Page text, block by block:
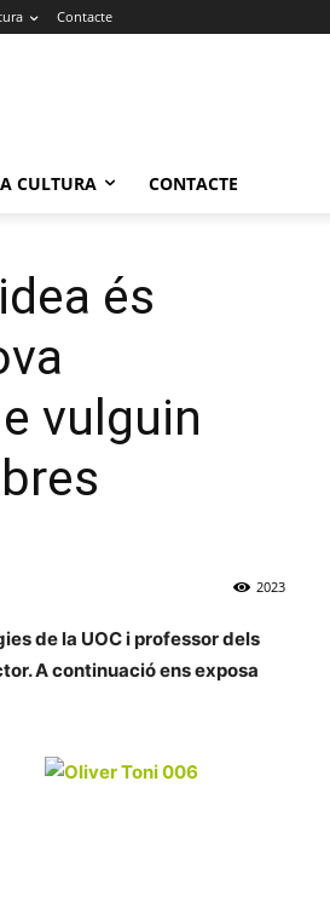
Contacte
CULTURA CONTACTE
és
vulguin
2023
de la UOC i professor dels
A continuació ens exposa